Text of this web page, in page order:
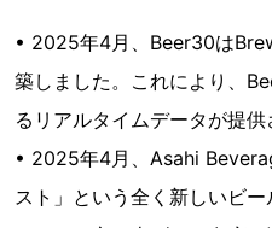
• 2025年4月、Beer30は
築しました。これにより、
るリアルタイムデータが提供
• 2025年4月、Asahi
スト」という全く新しいビ